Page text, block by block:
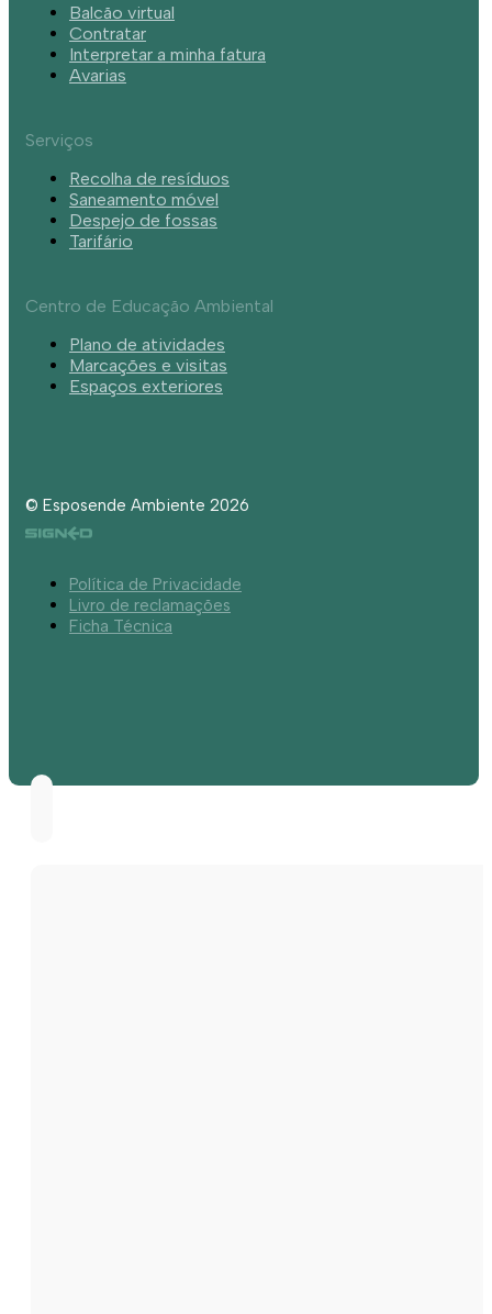
Balcão virtual
Contratar
Interpretar a minha fatura
Avarias
Serviços
Recolha de resíduos
Saneamento móvel
Despejo de fossas
Tarifário
Centro de Educação Ambiental
Plano de atividades
Marcações e visitas
Espaços exteriores
© Esposende Ambiente 2026
Política de Privacidade
Livro de reclamações
Ficha Técnica